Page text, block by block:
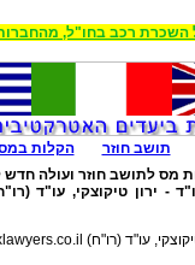
תושב חוזר הקלות
מס לתושב חוזר ועולה חדש
- ירון טיקוצקי, עו"ד
עו"ד (רו"ח)